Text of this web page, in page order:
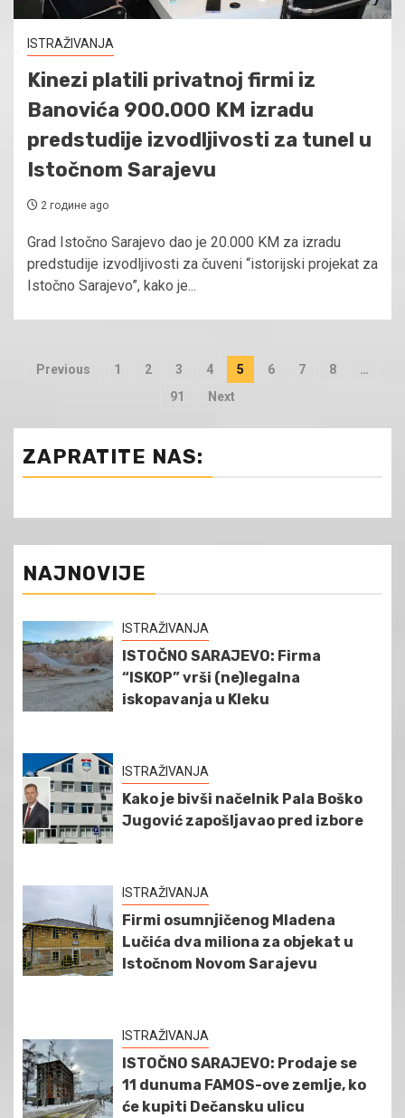
ISTRAŽIVANJA
Kinezi platili privatnoj firmi iz
Banovića 900.000 KM izradu
predstudije izvodljivosti za tunel u
Istočnom Sarajevu
2 године ago
Grad Istočno Sarajevo dao je 20.000 KM za izradu
predstudije izvodljivosti za čuveni “istorijski projekat za
Istočno Sarajevo”, kako je...
Пагинација
Previous 1 2 3 4 5 6 7 8
…
91
Next
ZAPRATITE NAS:
NAJNOVIJE
ISTRAŽIVANJA
ISTOČNO SARAJEVO: Firma
“ISKOP” vrši (ne)legalna
iskopavanja u Kleku
ISTRAŽIVANJA
Kako je bivši načelnik Pala Boško
Jugović zapošljavao pred izbore
ISTRAŽIVANJA
Firmi osumnjičenog Mladena
Lučića dva miliona za objekat u
Istočnom Novom Sarajevu
ISTRAŽIVANJA
ISTOČNO SARAJEVO: Prodaje se
11 dunuma FAMOS-ove zemlje, ko
će kupiti Dečansku ulicu